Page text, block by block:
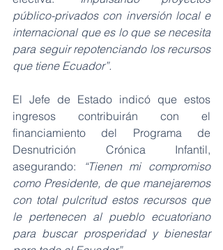
público-privados con inversión local e
internacional que es lo que se necesita
para seguir repotenciando los recursos
que tiene Ecuador”.
El Jefe de Estado indicó que estos
ingresos contribuirán con el
financiamiento del Programa de
Desnutrición Crónica Infantil,
asegurando: “Tienen mi compromiso
como Presidente, de que manejaremos
con total pulcritud estos recursos que
le pertenecen al pueblo ecuatoriano
para buscar prosperidad y bienestar